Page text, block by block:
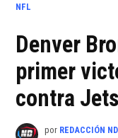
PUBLICADO
NFL
Denver
primer
contra Jets
por REDACCIÓN ND